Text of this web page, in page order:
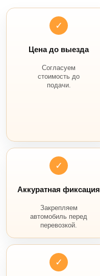
✓
Цена до выезда
Согласуем
стоимость до
подачи.
✓
Аккуратная фиксация
Закрепляем
автомобиль перед
перевозкой.
✓